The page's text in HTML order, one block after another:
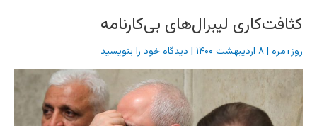
کثافت‌کاری لیبرال‌های بی‌کارنامه
روز+مره |۸ اردیبهشت ۱۴۰۰ | دیدگاه‌ خود را بنویسید